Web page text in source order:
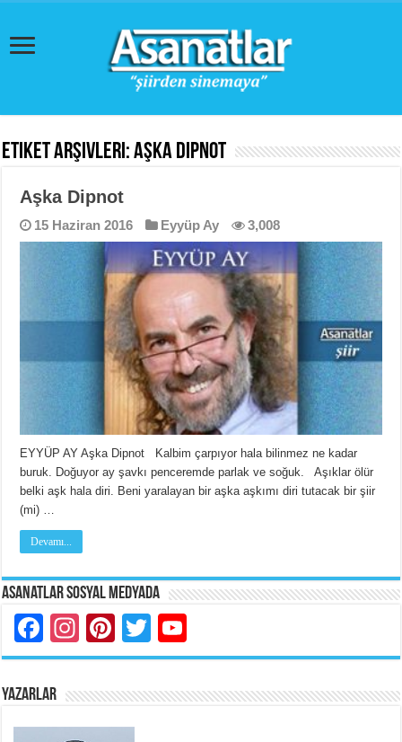
Etiket Arşivleri:Aşka Dipnot
Aşka Dipnot
15 Haziran 2016 Eyyüp Ay 3,008
EYYÜP AY Aşka Dipnot Kalbim çarpıyor hala bilinmez ne kadar
buruk. Doğuyor ay şavkı penceremde parlak ve soğuk. Aşıklar ölür
belki aşk hala diri. Beni yaralayan bir aşka aşkımı diri tutacak bir şiir
(mi) …
Devamı...
Asanatlar Sosyal Medyada
Facebook
Instagram
Pinterest
Twitter
YAZARLAR